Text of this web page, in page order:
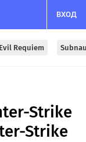
ВХОД
Requiem
Strike
Strike